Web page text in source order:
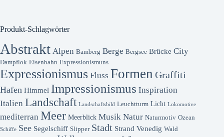
Produkt-Schlagwörter
Abstrakt Alpen Bamberg Berge Bergsee Brücke City
Dampflok Eisenbahn Expressionismuns
Expressionismus Fluss Formen Graffiti
Hafen Himmel Impressionismus Inspiration
Italien Landschaft Landschaftsbild Leuchtturm Licht Lokomotive
mediterran Meer Meerblick Musik Natur Naturmotiv Ozean
Schiffe See Segelschiff Slipper Stadt Strand Venedig Wald